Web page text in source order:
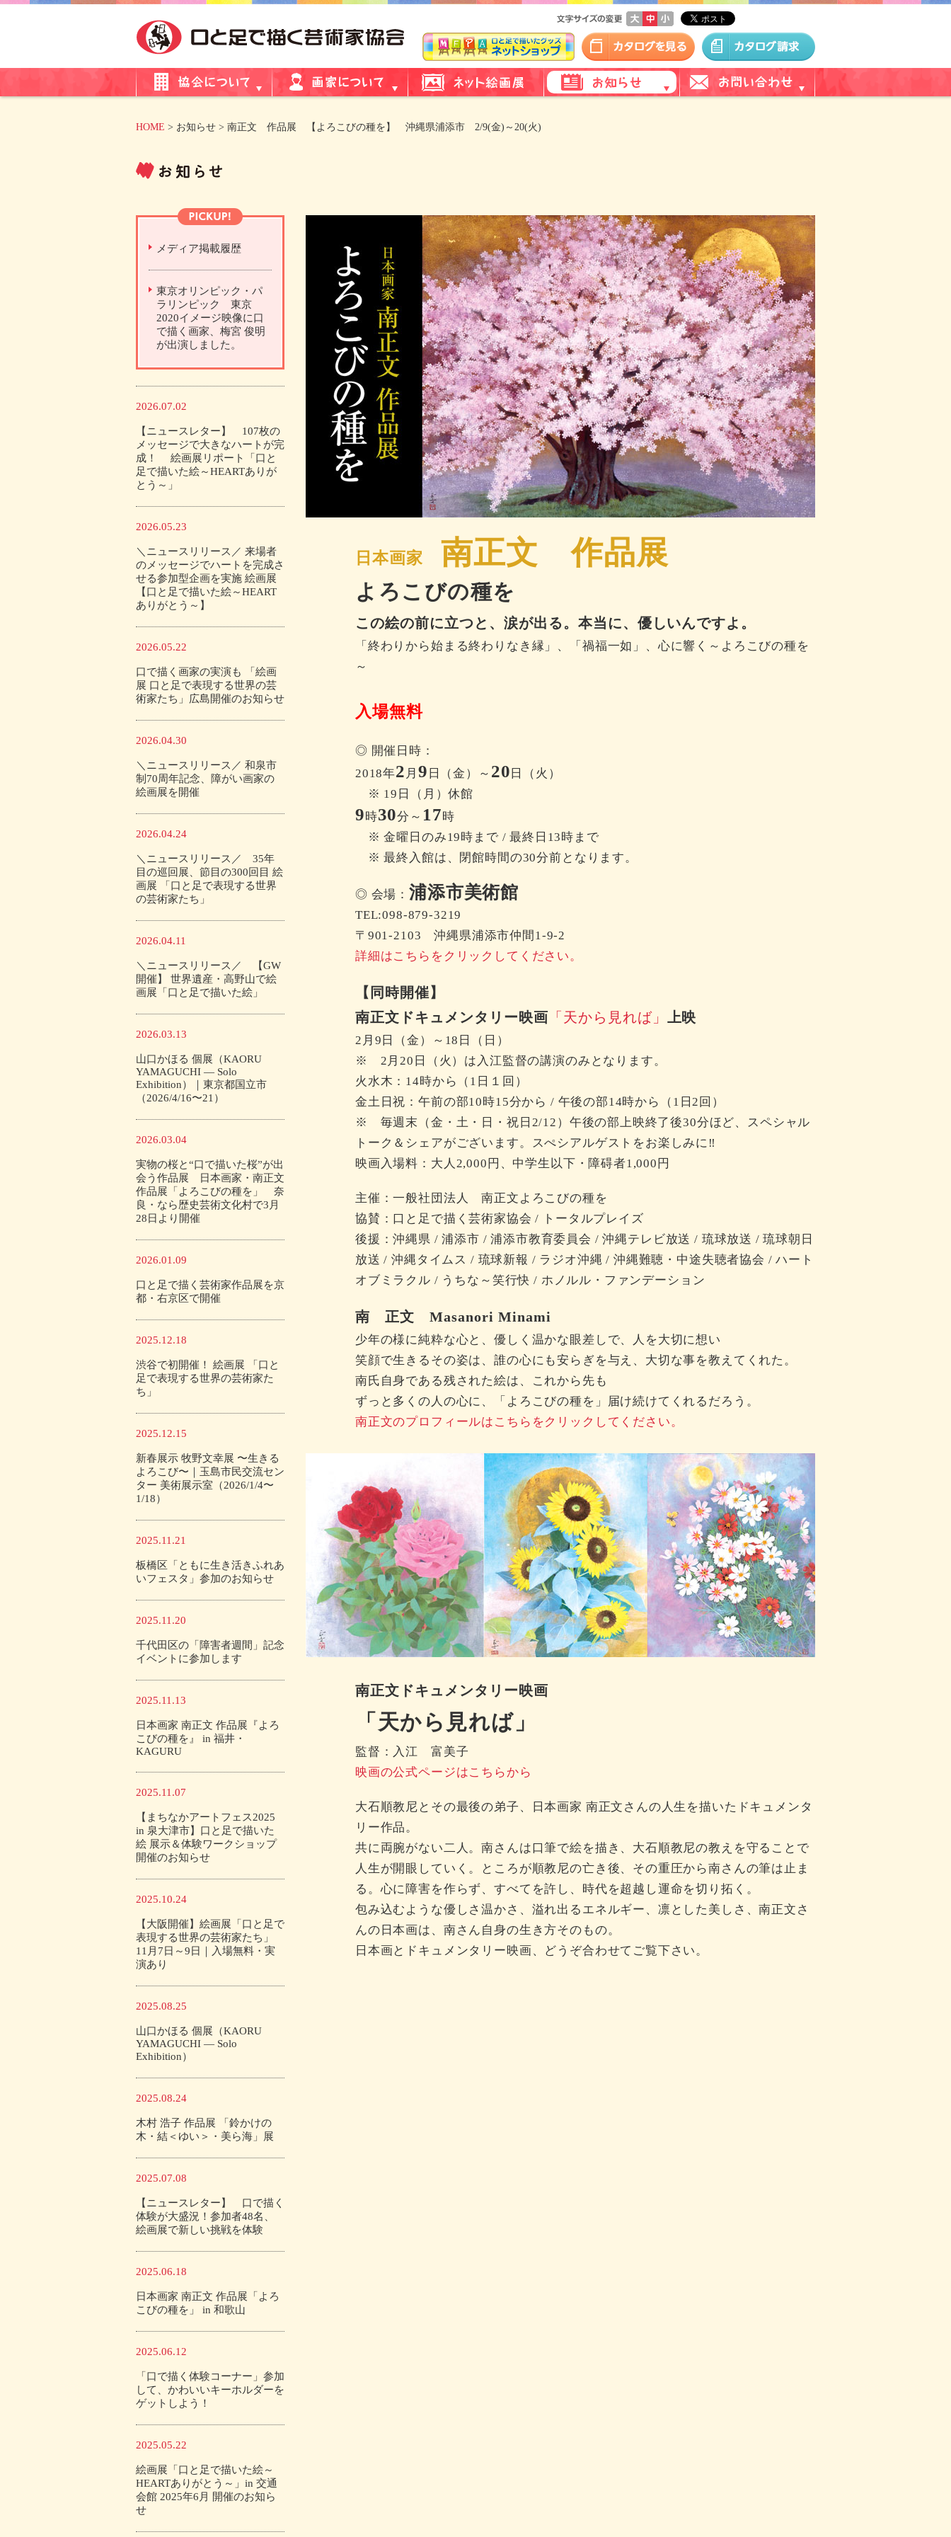
HOME > お知らせ > 南正文 作品展 【よろこびの種を】 沖縄県浦添市 2/9(金)～20(火)
メディア掲載履歴
東京オリンピック・パ
ラリンピック 東京
2020イメージ映像に口
で描く画家、梅宮 俊明
が出演しました。
2026.07.02
【ニュースレター】 107枚の
メッセージで大きなハートが完
成！ 絵画展リポート「口と
足で描いた絵～HEARTありが
とう～」
2026.05.23
＼ニュースリリース／ 来場者
のメッセージでハートを完成さ
せる参加型企画を実施 絵画展
【口と足で描いた絵～HEART
ありがとう～】
2026.05.22
口で描く画家の実演も 「絵画
展 口と足で表現する世界の芸
術家たち」広島開催のお知らせ
2026.04.30
＼ニュースリリース／ 和泉市
制70周年記念、障がい画家の
絵画展を開催
2026.04.24
＼ニュースリリース／ 35年
目の巡回展、節目の300回目 絵
画展 「口と足で表現する世界
の芸術家たち」
2026.04.11
＼ニュースリリース／ 【GW
開催】 世界遺産・高野山で絵
画展「口と足で描いた絵」
2026.03.13
山口かほる 個展（KAORU
YAMAGUCHI — Solo
Exhibition）｜東京都国立市
（2026/4/16〜21）
2026.03.04
実物の桜と“口で描いた桜”が出
会う作品展 日本画家・南正文
作品展「よろこびの種を」 奈
良・なら歴史芸術文化村で3月
28日より開催
2026.01.09
口と足で描く芸術家作品展を京
都・右京区で開催
2025.12.18
渋谷で初開催！ 絵画展 「口と
足で表現する世界の芸術家た
ち」
2025.12.15
新春展示 牧野文幸展 〜生きる
よろこび〜｜玉島市民交流セン
ター 美術展示室（2026/1/4〜
1/18）
2025.11.21
板橋区「ともに生き活きふれあ
いフェスタ」参加のお知らせ
2025.11.20
千代田区の「障害者週間」記念
イベントに参加します
2025.11.13
日本画家 南正文 作品展『よろ
こびの種を』 in 福井・
KAGURU
2025.11.07
【まちなかアートフェス2025
in 泉大津市】口と足で描いた
絵 展示＆体験ワークショップ
開催のお知らせ
2025.10.24
【大阪開催】絵画展「口と足で
表現する世界の芸術家たち」
11月7日～9日｜入場無料・実
演あり
2025.08.25
山口かほる 個展（KAORU
YAMAGUCHI — Solo
Exhibition）
2025.08.24
木村 浩子 作品展 「鈴かけの
木・結＜ゆい＞・美ら海」展
2025.07.08
【ニュースレター】 口で描く
体験が大盛況！参加者48名、
絵画展で新しい挑戦を体験
2025.06.18
日本画家 南正文 作品展「よろ
こびの種を」 in 和歌山
2025.06.12
「口で描く体験コーナー」参加
して、かわいいキーホルダーを
ゲットしよう！
2025.05.22
絵画展「口と足で描いた絵～
HEARTありがとう～」in 交通
会館 2025年6月 開催のお知ら
せ
日本画家 南正文 作品展
よろこびの種を
この絵の前に立つと、涙が出る。本当に、優しいんですよ。
「終わりから始まる終わりなき縁」、「禍福一如」、心に響く～よろこびの種を
～
入場無料
◎ 開催日時：
2018年2 月 9 日（金）～ 20 日（火）
※ 19日（月）休館
9時30分～ 17時
※ 金曜日のみ19時まで / 最終日13時まで
※ 最終入館は、閉館時間の30分前となります。
◎ 会場： 浦添市美術館
TEL:098-879-3219
〒901-2103 沖縄県浦添市仲間1-9-2
詳細はこちらをクリックしてください。
【同時開催】
南正文ドキュメンタリー映画 「天から見れば」 上映
2月9日（金）～18日（日）
※ 2月20日（火）は入江監督の講演のみとなります。
火水木：14時から（1日１回）
金土日祝：午前の部10時15分から / 午後の部14時から（1日2回）
※ 毎週末（金・土・日・祝日2/12）午後の部上映終了後30分ほど、スペシャル
トーク＆シェアがございます。スぺシアルゲストをお楽しみに‼
映画入場料：大人2,000円、中学生以下・障碍者1,000円
主催：一般社団法人 南正文よろこびの種を
協賛：口と足で描く芸術家協会 / トータルプレイズ
後援：沖縄県 / 浦添市 / 浦添市教育委員会 / 沖縄テレビ放送 / 琉球放送 / 琉球朝日
放送 / 沖縄タイムス / 琉球新報 / ラジオ沖縄 / 沖縄難聴・中途失聴者協会 / ハート
オブミラクル / うちな～笑行快 / ホノルル・ファンデーション
南 正文 Masanori Minami
少年の様に純粋な心と、優しく温かな眼差しで、人を大切に想い
笑顔で生きるその姿は、誰の心にも安らぎを与え、大切な事を教えてくれた。
南氏自身である残された絵は、これから先も
ずっと多くの人の心に、「よろこびの種を」届け続けてくれるだろう。
南正文のプロフィールはこちらをクリックしてください。
南正文ドキュメンタリー映画
「天から見れば」
監督：入江 富美子
映画の公式ページはこちらから
大石順教尼とその最後の弟子、日本画家 南正文さんの人生を描いたドキュメンタ
リー作品。
共に両腕がない二人。南さんは口筆で絵を描き、大石順教尼の教えを守ることで
人生が開眼していく。ところが順教尼の亡き後、その重圧から南さんの筆は止ま
る。心に障害を作らず、すべてを許し、時代を超越し運命を切り拓く。
包み込むような優しさ温かさ、溢れ出るエネルギー、凛とした美しさ、南正文さ
んの日本画は、南さん自身の生き方そのもの。
日本画とドキュメンタリー映画、どうぞ合わせてご覧下さい。